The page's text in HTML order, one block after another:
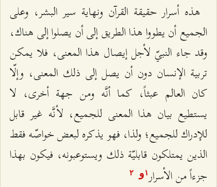
هذه أسرار حقيقة القرآن ونهاية سير البشر، وعلى
الجميع أن يطووا هذا الطريق إلى أن يصلوا إلى هناك،
وقد جاء النبيّ لأجل إيصال هذا المعنى، فلا يمكن
تربية الإنسان دون أن يصل إلى ذلك المعنى، وإلّا
كان العالم عبثاً، كما أنَّه ومن جهة أخرى، لا
يستطيع بيان هذا المعنى للجميع، لأنَّه غير قابل
للإدراك للجميع؛ ولذا، فهو يذكره لبعض خواصّه فقط
الذين يمتلكون قابليّة ذلك ويستوعبونه، فيكون بهذا
جزءاً من الأسرار ۱و ٢